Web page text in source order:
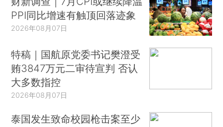
PPI同比增速有触顶回落迹象
2026年08月07日
特稿｜国航原党委书记樊澄受
贿3847万元二审待宣判 否认
大多数指控
2026年08月07日
泰国发生致命校园枪击案至少